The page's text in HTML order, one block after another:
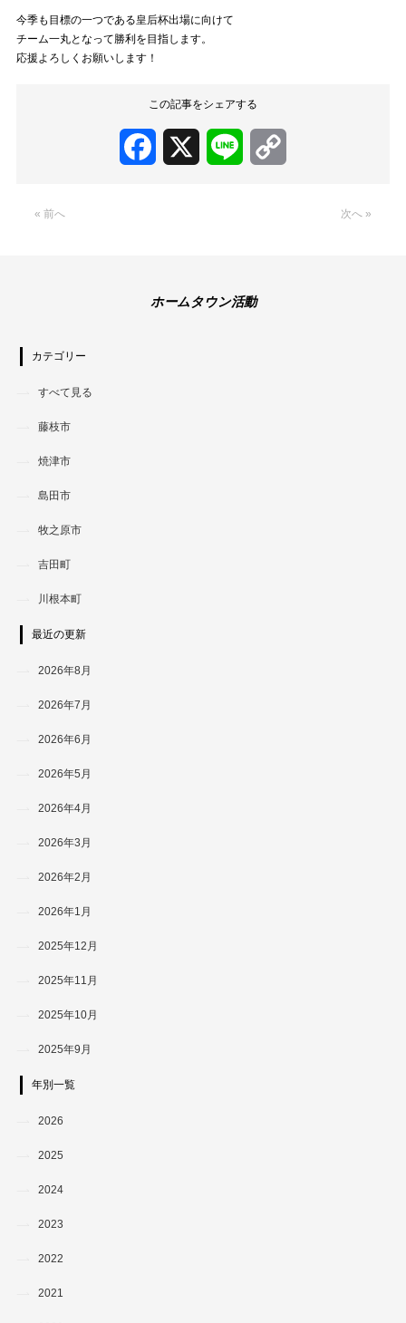
今季も目標の一つである皇后杯出場に向けて
チーム一丸となって勝利を目指します。
応援よろしくお願いします！
この記事をシェアする
Facebook Line
« 前へ 次へ »
ホームタウン活動
カテゴリー
すべて見る
藤枝市
焼津市
島田市
牧之原市
吉田町
川根本町
最近の更新
2026年8月
2026年7月
2026年6月
2026年5月
2026年4月
2026年3月
2026年2月
2026年1月
2025年12月
2025年11月
2025年10月
2025年9月
年別一覧
2026
2025
2024
2023
2022
2021